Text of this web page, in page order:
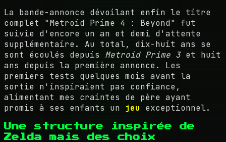
La bande-annonce dévoilant enfin le titre
complet "Metroid Prime 4 : Beyond" fut
suivie d'encore un an et demi d'attente
supplémentaire. Au total, dix-huit ans se
sont écoulés depuis Metroid Prime 3et huit
ans depuis la première annonce. Les
premiers tests quelques mois avant la
sortie n'inspiraient pas confiance,
alimentant mes craintes de père ayant
promis à ses enfants un jeu exceptionnel.
Une structure inspirée de
Zelda mais des choix